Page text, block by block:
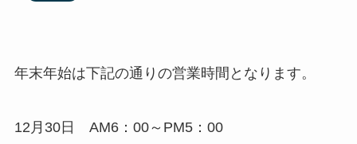
年末年始は下記の通りの営業時間となります。
12月30日 AM6：00～PM5：00